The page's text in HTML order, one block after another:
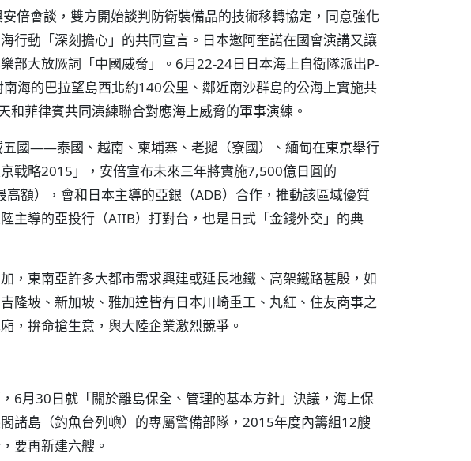
倍會談，雙方開始談判防衛裝備品的技術移轉協定，同意強化
行動「深刻擔心」的共同宣言。日本邀阿奎諾在國會演講又讓
部大放厥詞「中國威脅」。6月22-24日日本海上自衛隊派出P-
海的巴拉望島西北約140公里、鄰近南沙群島的公海上實施共
和菲律賓共同演練聯合對應海上威脅的軍事演練。
國——泰國、越南、柬埔寨、老撾（寮國）、緬甸在東京舉行
戰略2015」，安倍宣布未來三年將實施7,500億日圓的
額），會和日本主導的亞銀（ADB）合作，推動該區域優質
主導的亞投行（AIIB）打對台，也是日式「金錢外交」的典
，東南亞許多大都市需求興建或延長地鐵、高架鐵路甚殷，如
隆坡、新加坡、雅加達皆有日本川崎重工、丸紅、住友商事之
，拚命搶生意，與大陸企業激烈競爭。
6月30日就「關於離島保全、管理的基本方針」決議，海上保
諸島（釣魚台列嶼）的專屬警備部隊，2015年度內籌組12艘
要再新建六艘。